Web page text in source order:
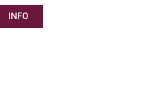
INFO